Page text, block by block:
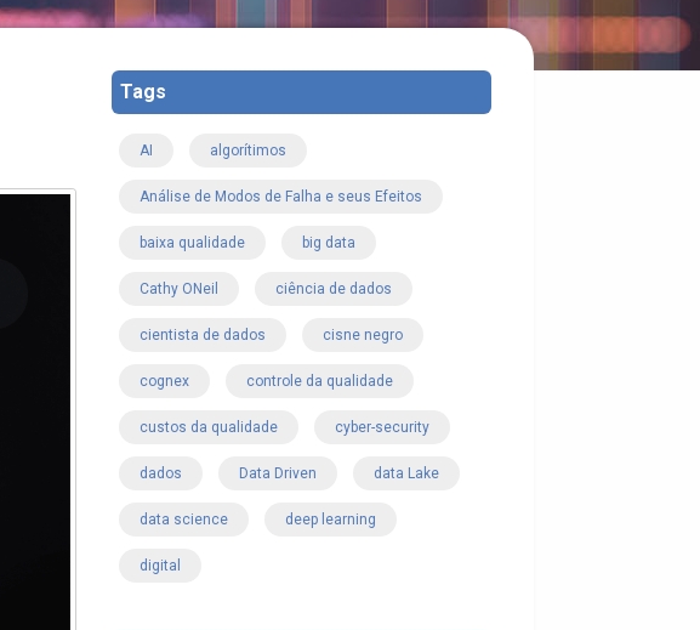
Tags
AI algorítimos
Análise de Modos de Falha e seus Efeitos
baixa qualidade big data
Cathy ONeil ciência de dados
cientista de dados cisne negro
cognex controle da qualidade
custos da qualidade cyber-security
dados Data Driven data Lake
data science deep learning
digital